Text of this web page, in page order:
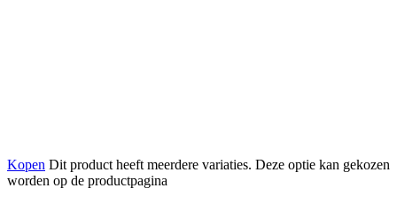
Kopen Dit product heeft meerdere variaties. Deze optie kan gekozen
worden op de productpagina